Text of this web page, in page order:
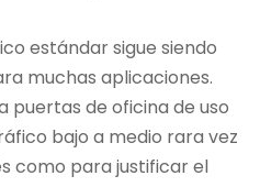
estándar sigue siendo
muchas aplicaciones.
puertas de oficina de uso
bajo a medio rara vez
como para justificar el